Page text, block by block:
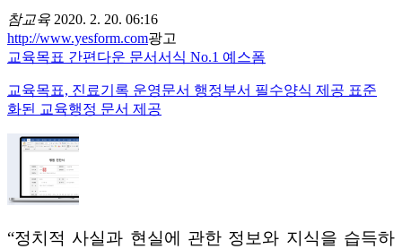
참교육 2020. 2. 20. 06:16
http://www.yesform.com광고
교육목표 간편다운 문서서식 No.1 예스폼
교육목표, 진료기록 운영문서 행정부서 필수양식 제공 표준
화된 교육행정 문서 제공
“정치적 사실과 현실에 관한 정보와 지식을 습득하